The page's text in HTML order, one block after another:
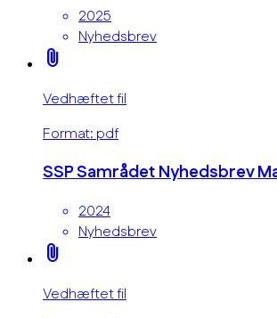
2025
Nyhedsbrev
attach_file
Vedhæftet fil
Format: pdf
SSP Samrådet Nyhedsbrev
2024
Nyhedsbrev
attach_file
Vedhæftet fil